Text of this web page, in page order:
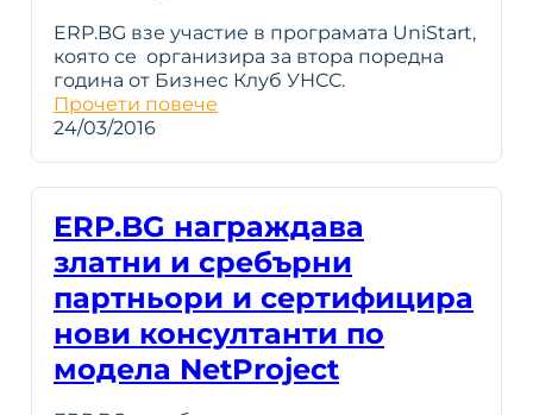
ERP.BG взе участие в програмата UniStart,
която се организира за втора поредна
година от Бизнес Клуб УНСС.
Прочети повече
24/03/2016
ERP.BG награждава
златни и сребърни
партньори и сертифицира
нови консултанти по
модела NetProject